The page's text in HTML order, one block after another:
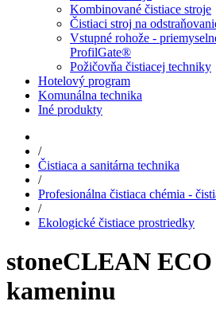
Kombinované čistiace stroje
Čistiaci stroj na
Vstupné rohože -
ProfilGate®
Požičovňa čistiacej techniky
Hotelový program
Komunálna technika
Iné produkty
/
Čistiaca a sanitárna technika
/
Profesionálna čistiaca chémia -
/
Ekologické čistiace prostriedky
stoneCLEAN
kameninu